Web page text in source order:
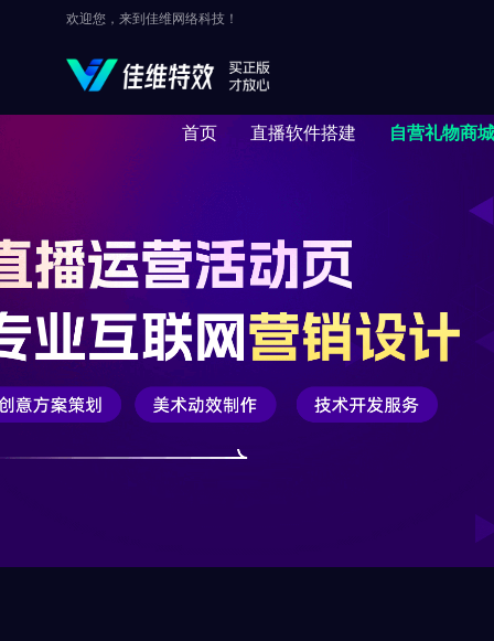
欢迎您，来到佳维网络科技！
首页 直播软件搭建 自营礼物商城